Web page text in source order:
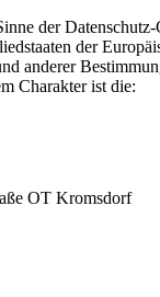
der
der
anderer
Charakter ist die:
OT Kromsdorf